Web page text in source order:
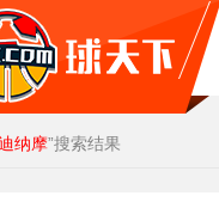
纳摩”搜索结果